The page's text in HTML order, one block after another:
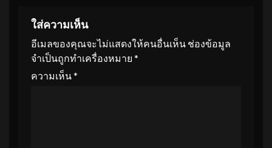
ใส่ความเห็น
อีเมลของคุณจะไม่แสดงให้คนอื่นเห็น ช่องข้อมูล
จำเป็นถูกทำเครื่องหมาย *
ความเห็น*